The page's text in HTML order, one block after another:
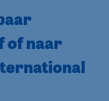
of naar